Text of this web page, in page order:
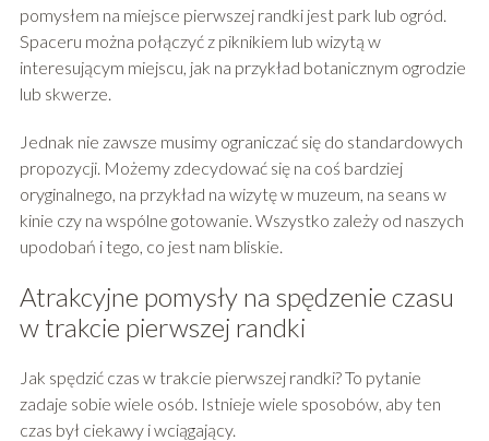
pomysłem na miejsce pierwszej randki jest park lub ogród.
Spaceru można połączyć z piknikiem lub wizytą w
interesującym miejscu, jak na przykład botanicznym ogrodzie
lub skwerze.
Jednak nie zawsze musimy ograniczać się do standardowych
propozycji. Możemy zdecydować się na coś bardziej
oryginalnego, na przykład na wizytę w muzeum, na seans w
kinie czy na wspólne gotowanie. Wszystko zależy od naszych
upodobań i tego, co jest nam bliskie.
Atrakcyjne pomysły na spędzenie czasu
w trakcie pierwszej randki
Jak spędzić czas w trakcie pierwszej randki? To pytanie
zadaje sobie wiele osób. Istnieje wiele sposobów, aby ten
czas był ciekawy i wciągający.